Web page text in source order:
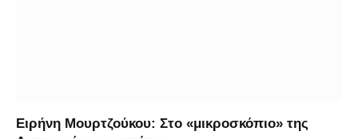
Ειρήνη Μουρτζούκου: Στο «μικροσκόπιο» της